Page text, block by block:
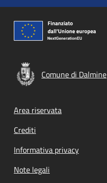
Comune di Dalmine
Footer menu
Area riservata
Crediti
Informativa privacy
Note legali